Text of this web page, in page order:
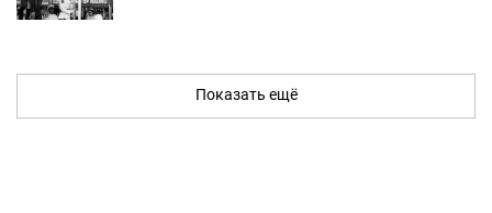
Показать ещё